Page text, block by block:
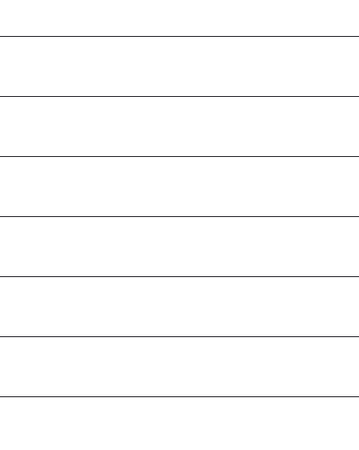
Федерација Босне и
Добрич
Tbilisi
Tartu maakond
Castilla y León
Basilicata